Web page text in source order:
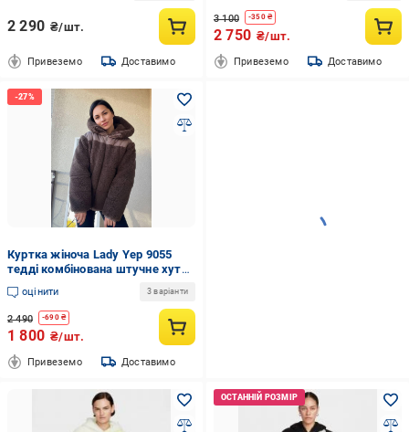
2 290 ₴/шт.
Привеземо Доставимо
3 100 -350₴
2 750 ₴/шт.
Привеземо Доставимо
Куртка жіноча Lady Yep 9055
тедді комбінована штучне хутро
оверсайз з капюшоном р. 44-48
Коричневий (3055)
оцінити 3 варіанти
2 490 -690₴
1 800 ₴/шт.
Привеземо Доставимо